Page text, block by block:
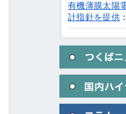
有機薄膜太陽
計指針を提供：